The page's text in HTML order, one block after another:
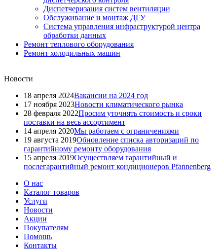
Диспетчеризация систем вентиляции
Обслуживание и монтаж ДГУ
Система управления инфраструктурой центра
обработки данных
Ремонт теплового оборудования
Ремонт холодильных машин
Новости
18 апреля 2024Вакансии на 2024 год
17 ноября 2023Новости климатического рынка
28 февраля 2022Просим уточнять стоимость и сроки
поставки на весь ассортимент
14 апреля 2020Мы работаем с ограничениями
19 августа 2019Обновление списка авторизаций по
гарантийному ремонту оборудования
15 апреля 2019Осуществляем гарантийный и
послегарантийный ремонт кондиционеров Pfannenberg
О нас
Каталог товаров
Услуги
Новости
Акции
Покупателям
Помощь
Контакты